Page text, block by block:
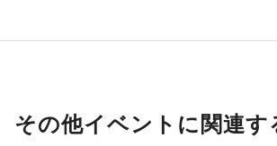
その他イベントに関連す